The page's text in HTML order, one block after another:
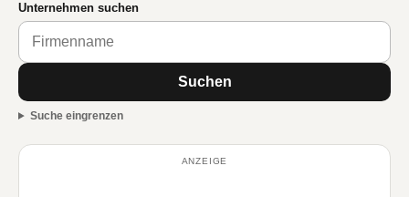
Unternehmen suchen
Suchen
Suche eingrenzen
ANZEIGE